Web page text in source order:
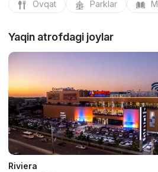
Ovqat Parklar
Yaqin atrofdagi joylar
Riviera